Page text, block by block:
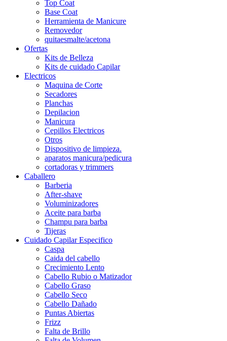
Top Coat
Base Coat
Herramienta de Manicure
Removedor
quitaesmalte/acetona
Ofertas
Kits de Belleza
Kits de cuidado Capilar
Electricos
Maquina de Corte
Secadores
Planchas
Depilacion
Manicura
Cepillos Electricos
Otros
Dispositivo de limpieza.
aparatos manicura/pedicura
cortadoras y trimmers
Caballero
Barberia
After-shave
Voluminizadores
Aceite para barba
Champu para barba
Tijeras
Cuidado Capilar Especifico
Caspa
Caida del cabello
Crecimiento Lento
Cabello Rubio o Matizador
Cabello Graso
Cabello Seco
Cabello Dañado
Puntas Abiertas
Frizz
Falta de Brillo